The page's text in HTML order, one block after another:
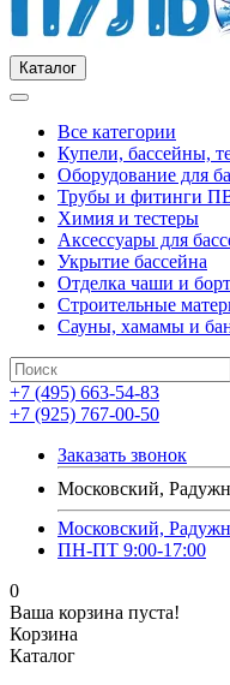
Каталог
Все категории
Купели, бассейны,
Оборудование для
Трубы и фитинги
Химия и тестеры
Аксессуары для
Укрытие бассейна
Отделка чаши и
Строительные
Сауны, хамамы и
+7 (495) 663-54-83
+7 (925) 767-00-50
Заказать звонок
Московский,
Московский,
ПН-ПТ 9:00-17:00
0
Ваша корзина пуста!
Корзина
Каталог